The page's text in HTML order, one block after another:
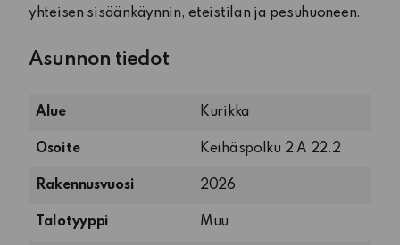
yhteisen sisäänkäynnin, eteistilan ja pesuhuoneen.
Asunnon tiedot
Alue Kurikka
Osoite Keihäspolku 2 A 22.2
Rakennusvuosi 2026
Talotyyppi Muu